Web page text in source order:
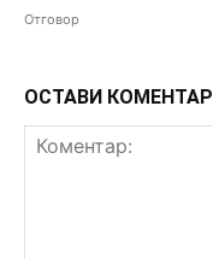
Отговор
ОСТАВИ КОМЕНТАР